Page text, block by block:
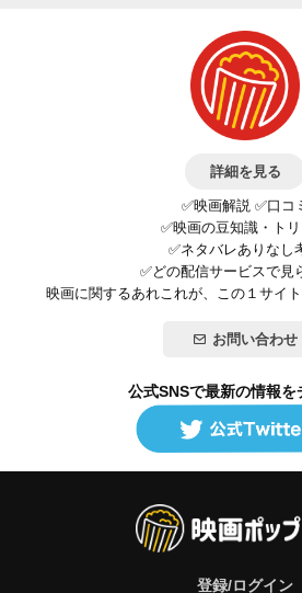
詳細を見る
✅映画解説 ✅口コ
✅映画の豆知識・ト
✅ネタバレありなし
✅どの配信サービスで見
映画に関するあれこれが、この１サイ
お問い合わせ
公式SNSで最新の情報を
登録/ログイン